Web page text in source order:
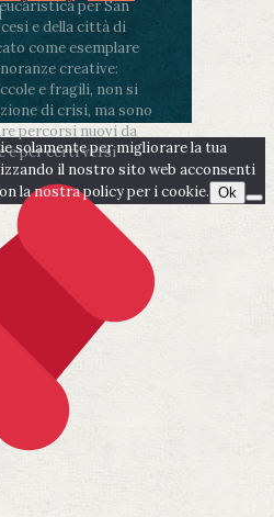
per San
e della città di
come esemplare
creative:
e fragili, non si
di crisi, ma sono
percorsi nuovi da
e per certi versi
solamente per migliorare la tua
il nostro sito web acconsenti
la nostra policy per i cookie. Ok